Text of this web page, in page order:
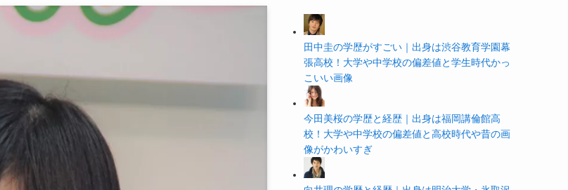
田中圭の学歴がすごい｜出身は渋谷教育学園幕
張高校！大学や中学校の偏差値と学生時代かっ
こいい画像
今田美桜の学歴と経歴｜出身は福岡講倫館高
校！大学や中学校の偏差値と高校時代や昔の画
像がかわいすぎ